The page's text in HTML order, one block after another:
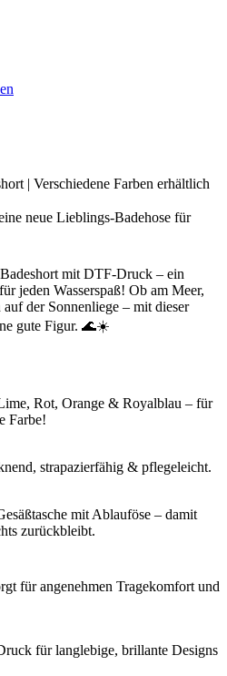
| Verschiedene Farben erhältlich
neue Lieblings-Badehose für
mit DTF-Druck – ein
jeden Wasserspaß! Ob am Meer,
der Sonnenliege – mit dieser
gute Figur. 🌊☀️
Rot, Orange & Royalblau – für
Farbe!
strapazierfähig & pflegeleicht.
mit Ablauföse – damit
zurückbleibt.
für angenehmen Tragekomfort und
für langlebige, brillante Designs